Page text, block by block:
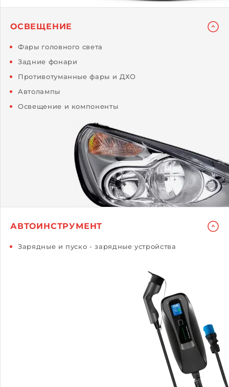
ОСВЕЩЕНИЕ
Фары головного света
Задние фонари
Противотуманные фары и ДХО
Автолампы
Освещение и компоненты
АВТОИНСТРУМЕНТ
Зарядные и пуско - зарядные устройства